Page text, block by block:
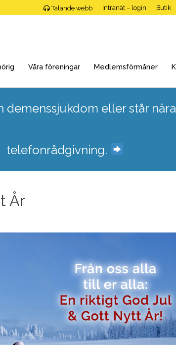
Talande webb Intranät – login Butik
Våra föreningar Medlemsförmåner
eller står
telefonrådgivning.
År